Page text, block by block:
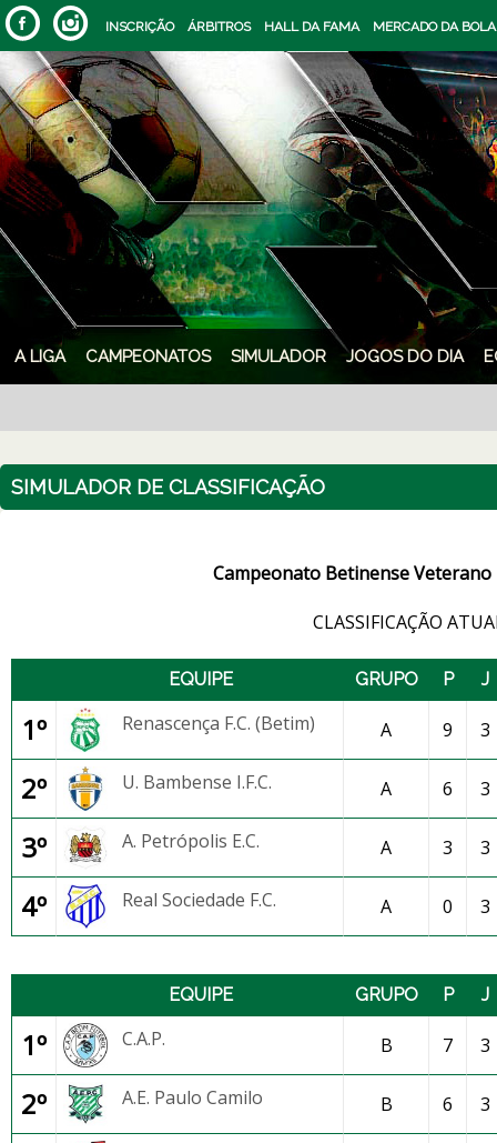
INSCRIÇÃO ÁRBITROS HALL DA FAMA MERCADO DA BOLA
A LIGA CAMPEONATOS SIMULADOR JOGOS DO DIA
SIMULADOR DE CLASSIFICAÇÃO
Campeonato Betinense Veterano
CLASSIFICAÇÃO
EQUIPE GRUPO P J
1º Renascença F.C. (Betim) A 9 3
2º U. Bambense I.F.C. A 6 3
3º A. Petrópolis E.C. A 3 3
4º Real Sociedade F.C. A 0 3
EQUIPE GRUPO P J
1º C.A.P. B 7 3
2º A.E. Paulo Camilo B 6 3